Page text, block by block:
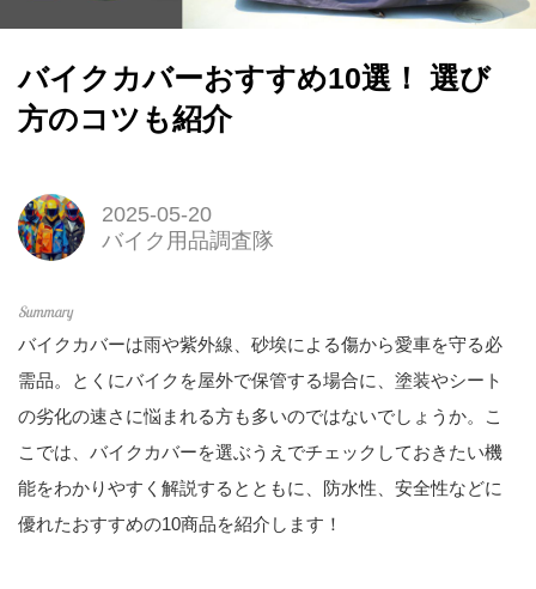
バイクカバーおすすめ10選！ 選び
方のコツも紹介
2025-05-20
バイク用品調査隊
バイクカバーは雨や紫外線、砂埃による傷から愛車を守る必
需品。とくにバイクを屋外で保管する場合に、塗装やシート
の劣化の速さに悩まれる方も多いのではないでしょうか。こ
こでは、バイクカバーを選ぶうえでチェックしておきたい機
能をわかりやすく解説するとともに、防水性、安全性などに
優れたおすすめの10商品を紹介します！